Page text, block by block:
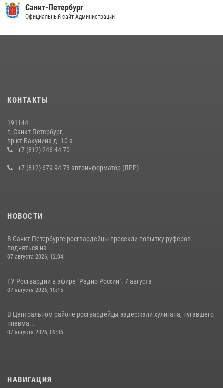
В Красногвардейском районе росгвардейцы задержали хулигана,
угрожавшего мужчине пневматическим пистолетом
на III Международном петербургском цифровом форуме
В Ленобласти сотрудники Росгвардии провели встречу с
воспитанниками детского клуба «Умные каникулы»
Санкт-Петербург
Официальный сайт Администрации
КОНТАКТЫ
191144
г. Санкт Петербург,
пр-кт Бакунина д. 10 а
+7 (812) 246-44-70
+7 (812) 679-94-73 автоинформатор (ЛРР)
НОВОСТИ
В Санкт-Петербурге росгвардейцы пресекли попытку руферов
подняться на ...
07 августа 2026, 12:04
ГУ Росгвардии в эфире "Радио России". 7 августа
07 августа 2026, 10:15
В Центральном районе росгвардейцы задержали хулигана, пугавшего
пневма...
07 августа 2026, 09:36
НАВИГАЦИЯ